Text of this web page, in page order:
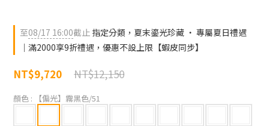
至08/17 16:00截止 指定分類，夏末鎏光珍藏 ‧ 專屬夏日禮遇
｜滿2000享9折禮遇，優惠不設上限【蝦皮同步】
NT$12,150
NT$9,720
顏色 : 【偏光】霧黑色/51